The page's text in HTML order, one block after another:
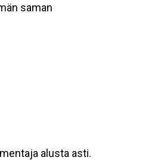
saman
alusta asti.